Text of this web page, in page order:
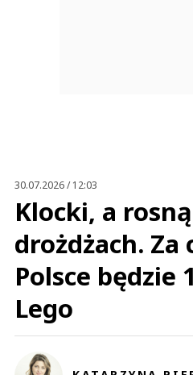
30.07.2026 / 12:03
Klocki, a
drożdżach.
Polsce będzie
Lego